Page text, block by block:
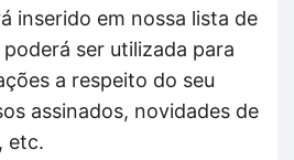
inserido em nossa lista de
ser utilizada para
a respeito do seu
assinados, novidades de
etc.